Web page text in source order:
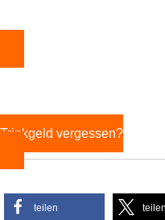
Trinkgeld vergessen?
teilen teilen